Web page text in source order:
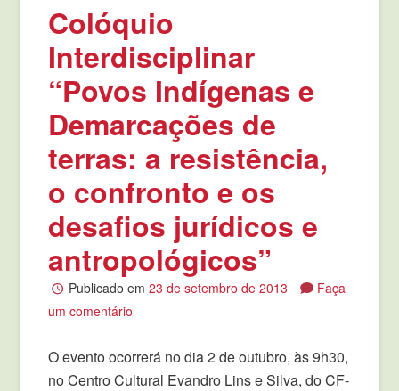
Colóquio
Interdisciplinar
“Povos Indígenas e
Demarcações de
terras: a resistência,
o confronto e os
desafios jurídicos e
antropológicos”
Publicado em 23 de setembro de 2013
Faça
um comentário
O evento ocorrerá no dia 2 de outubro, às 9h30,
no Centro Cultural Evandro Lins e Silva, do CF-